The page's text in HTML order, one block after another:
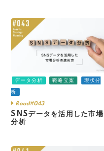
データ分析 戦略立案
現状分
析
Road#043
SNSデータを活用した市場
分析